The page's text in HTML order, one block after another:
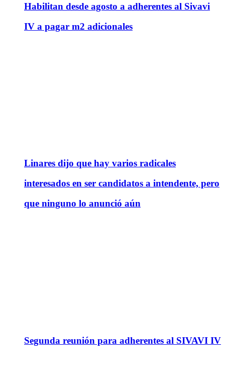
Habilitan desde agosto a adherentes al Sivavi
IV a pagar m2 adicionales
Linares dijo que hay varios radicales
interesados en ser candidatos a intendente, pero
que ninguno lo anunció aún
Segunda reunión para adherentes al SIVAVI IV